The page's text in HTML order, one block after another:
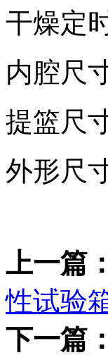
干燥定
内腔尺
提篮尺
外形尺
上一篇：
性试验
下一篇：